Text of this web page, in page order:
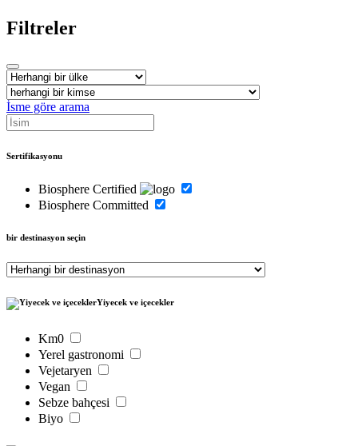
Filtreler
İsme göre arama
Sertifikasyonu
Biosphere Certified
Biosphere Committed
bir destinasyon seçin
Yiyecek ve içecekler
Km0
Yerel gastronomi
Vejetaryen
Vegan
Sebze bahçesi
Biyo